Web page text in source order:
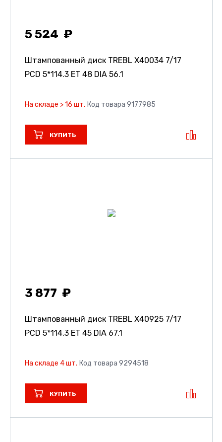
5 524
Штампованный диск TREBL X40034 7/17
PCD 5*114.3 ET 48 DIA 56.1
На складе > 16 шт. Код товара 9177985
КУПИТЬ
3 877
Штампованный диск TREBL X40925 7/17
PCD 5*114.3 ET 45 DIA 67.1
На складе 4 шт. Код товара 9294518
КУПИТЬ